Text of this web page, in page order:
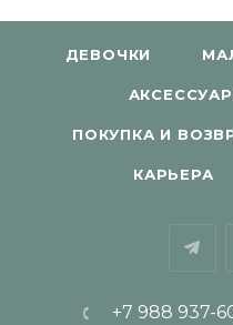
ДЕВОЧКИ
ПОКУПКА И
КАРЬЕРА
+7 988 937-